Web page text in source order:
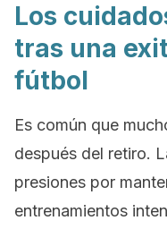
Los
tras una
fútbol
Es común que
después del retiro.
presiones por
entrenamientos